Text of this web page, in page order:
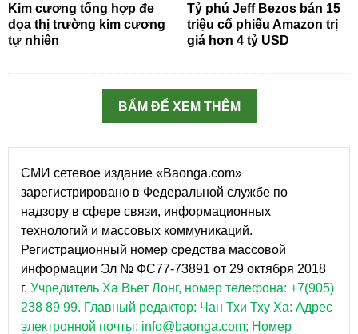
Kim cương tổng hợp đe
dọa thị trường kim cương
tự nhiên
Tỷ phú Jeff Bezos bán 15
triệu cổ phiếu Amazon trị
giá hơn 4 tỷ USD
BẤM ĐỂ XEM THÊM
СМИ сетевое издание «Baonga.com»
зарегистрировано в Федеральной службе по
надзору в сфере связи, информационных
технологий и массовых коммуникаций.
Регистрационный номер средства массовой
информации Эл № ФС77-73891 от 29 октября 2018
г. Учредитель Ха Вьет Лонг, номер телефона: +7(905)
238 89 99. Главный редактор: Чан Тхи Тху Ха: Адрес
электронной почты: info@baonga.com; Номер